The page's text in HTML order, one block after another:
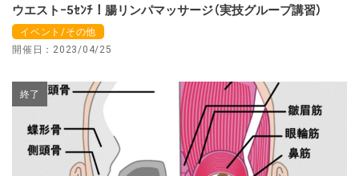
ウエストｰ5ｾﾝﾁ！腸リンパマッサージ（実技グループ講習）
イベント/その他
開催日：2023/04/25
終了